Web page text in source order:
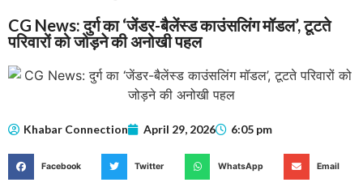
CG News: दुर्ग का ‘जेंडर-बैलेंस्ड काउंसलिंग मॉडल’, टूटते
परिवारों को जोड़ने की अनोखी पहल
Khabar Connection April 29, 2026 6:05 pm
Facebook Twitter WhatsApp Email